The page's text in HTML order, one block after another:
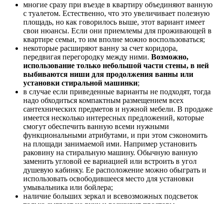
многие сразу при въезде в квартиру объединяют ванную
с туалетом. Естественно, что это увеличивает полезную
площадь, но как говорилось выше, этот вариант имеет
свои нюансы. Если они приемлемы для проживающей в
квартире семьи, то им вполне можно воспользоваться;
некоторые расширяют ванну за счет коридора,
передвигая перегородку между ними. Возможно,
использование только небольшой части стены, в ней
выбиваются ниши для продолжения ванны или
установки стиральной машинки;
в случае если приведенные варианты не подходят, тогда
надо обходиться компактным размещением всех
сантехнических предметов и нужной мебели. В продаже
имеется несколько интересных предложений, которые
смогут обеспечить ванную всеми нужными
функциональными атрибутами, и при этом сэкономить
на площади занимаемой ими. Например установить
раковину на стиральную машину. Обычную ванную
заменить угловой ее вариацией или встроить в угол
душевую кабинку. Ее расположение можно обыграть и
использовать освободившееся место для установки
умывальника или бойлера;
наличие больших зеркал и всевозможных подсветок